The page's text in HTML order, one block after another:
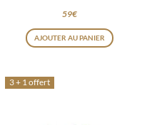
59€
AJOUTER AU PANIER
3 + 1 offert